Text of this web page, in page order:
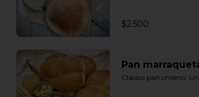
$2.500
Pan
Clásico pan chileno.